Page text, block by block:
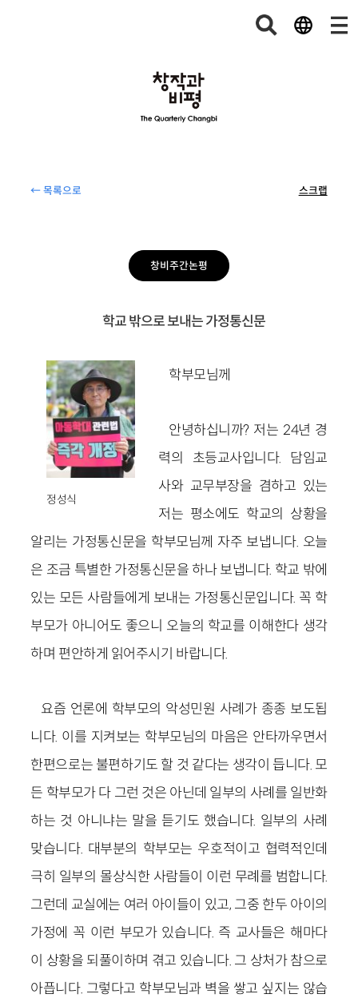
← 목록으로 스크랩
창비주간논평
학교 밖으로 보내는 가정통신문
정성식
학부모님께
안녕하십니까? 저는 24년 경
력의 초등교사입니다. 담임교
사와 교무부장을 겸하고 있는
저는 평소에도 학교의 상황을
알리는 가정통신문을 학부모님께 자주 보냅니다. 오늘
은 조금 특별한 가정통신문을 하나 보냅니다. 학교 밖에
있는 모든 사람들에게 보내는 가정통신문입니다. 꼭 학
부모가 아니어도 좋으니 오늘의 학교를 이해한다 생각
하며 편안하게 읽어주시기 바랍니다.
요즘 언론에 학부모의 악성민원 사례가 종종 보도됩
니다. 이를 지켜보는 학부모님의 마음은 안타까우면서
한편으로는 불편하기도 할 것 같다는 생각이 듭니다. 모
든 학부모가 다 그런 것은 아닌데 일부의 사례를 일반화
하는 것 아니냐는 말을 듣기도 했습니다. 일부의 사례
맞습니다. 대부분의 학부모는 우호적이고 협력적인데
극히 일부의 몰상식한 사람들이 이런 무례를 범합니다.
그런데 교실에는 여러 아이들이 있고, 그중 한두 아이의
가정에 꼭 이런 부모가 있습니다. 즉 교사들은 해마다
이 상황을 되풀이하며 겪고 있습니다. 그 상처가 참으로
아픕니다. 그렇다고 학부모님과 벽을 쌓고 싶지는 않습